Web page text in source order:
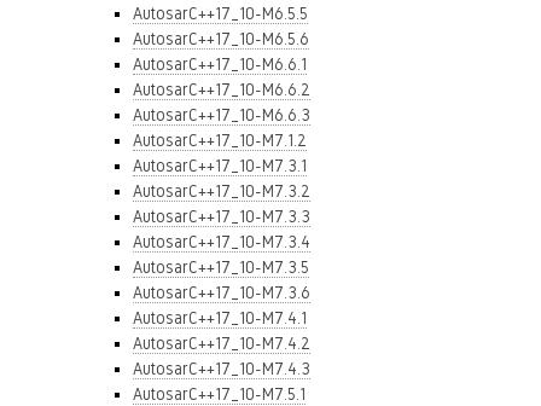
AutosarC++17_10-M6.5.5
AutosarC++17_10-M6.5.6
AutosarC++17_10-M6.6.1
AutosarC++17_10-M6.6.2
AutosarC++17_10-M6.6.3
AutosarC++17_10-M7.1.2
AutosarC++17_10-M7.3.1
AutosarC++17_10-M7.3.2
AutosarC++17_10-M7.3.3
AutosarC++17_10-M7.3.4
AutosarC++17_10-M7.3.5
AutosarC++17_10-M7.3.6
AutosarC++17_10-M7.4.1
AutosarC++17_10-M7.4.2
AutosarC++17_10-M7.4.3
AutosarC++17_10-M7.5.1